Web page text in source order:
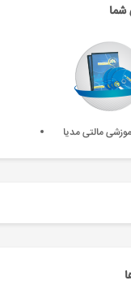
شما
مالتی مدیا